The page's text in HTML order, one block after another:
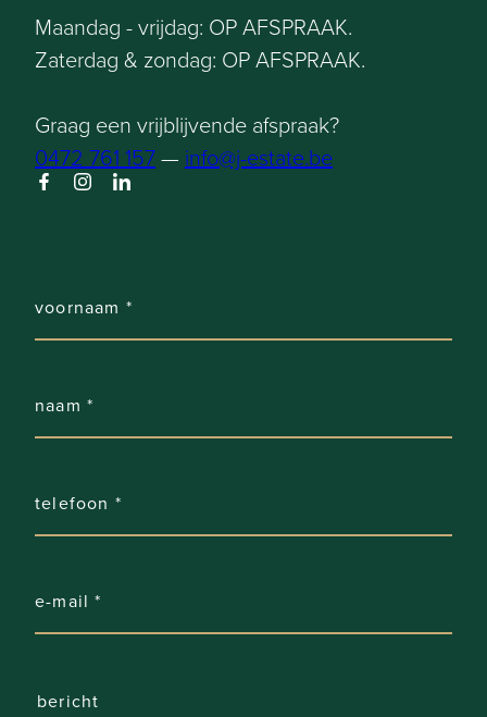
Maandag - vrijdag: OP AFSPRAAK.
Zaterdag & zondag: OP AFSPRAAK.
Graag een vrijblijvende afspraak?
0472 761 157— info@j-estate.be